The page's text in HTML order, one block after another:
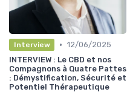
Interview • 12/06/2025
INTERVIEW : Le CBD et nos
Compagnons à Quatre Pattes
: Démystification, Sécurité et
Potentiel Thérapeutique